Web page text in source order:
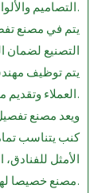
التصاميم والألوان التي تناسب جميع الأذواق.
يتم في مصنع
التصنيع لضمان
يتم توظيف
العملاء وتقديم منتج يلبي توقعاتهم.
ويعد مصنع
كنب يتناسب
الأمثل
مصنع خصيصا لها.